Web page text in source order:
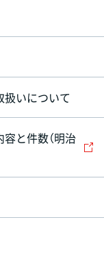
扱いについて
と件数（明治